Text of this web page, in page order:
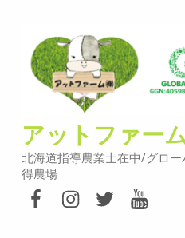
アットファー
北海道指導農業士在中/グロー
得農場
FACEBOOK